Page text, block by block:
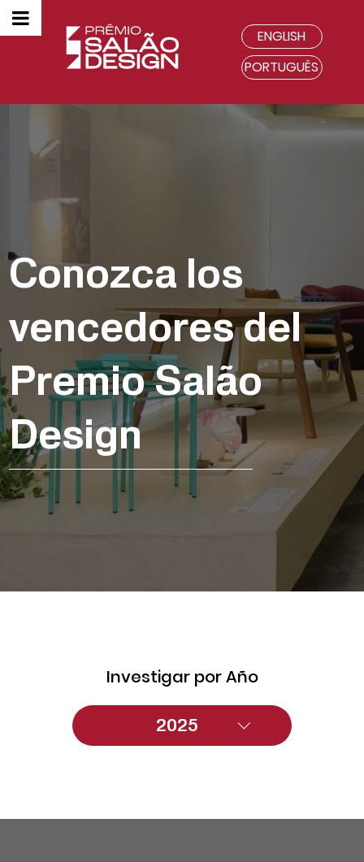
ENGLISH
PORTUGUÊS
Conozca los
vencedores del
Premio Salão
Design
Investigar por Año
2025